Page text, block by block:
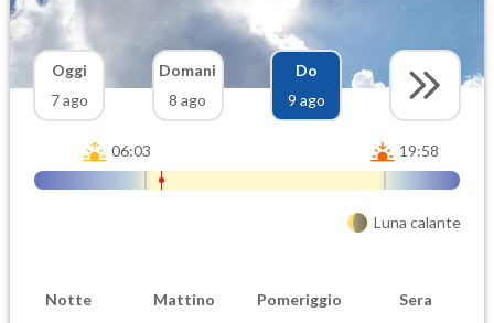
Oggi
7 ago
Domani
8 ago
Do
9 ago
06:03 19:58
Luna calante
Notte Mattino Pomeriggio Sera